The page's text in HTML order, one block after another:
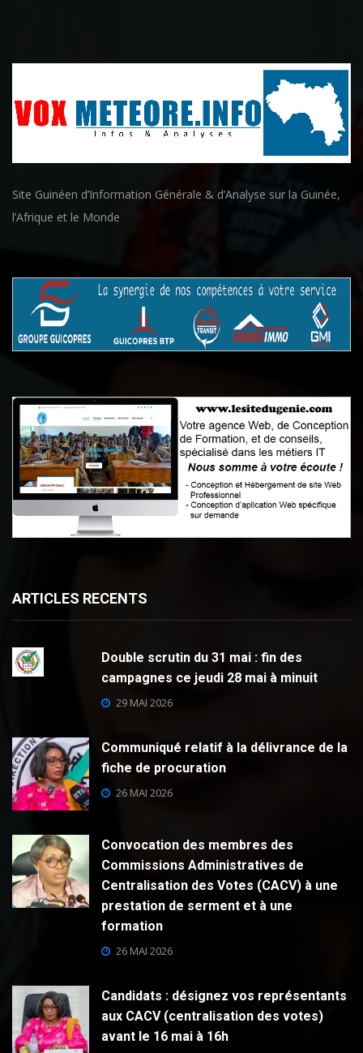
Site Guinéen d’Information Générale & d’Analyse sur la Guinée,
l’Afrique et le Monde
ARTICLES RECENTS
Double scrutin du 31 mai : fin des
campagnes ce jeudi 28 mai à minuit
29 MAI 2026
Communiqué relatif à la délivrance de la
fiche de procuration
26 MAI 2026
Convocation des membres des
Commissions Administratives de
Centralisation des Votes (CACV) à une
prestation de serment et à une
formation
26 MAI 2026
Candidats : désignez vos représentants
aux CACV (centralisation des votes)
avant le 16 mai à 16h